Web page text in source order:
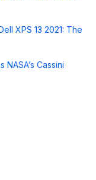
XPS 13 2021: The
NASA’s Cassini